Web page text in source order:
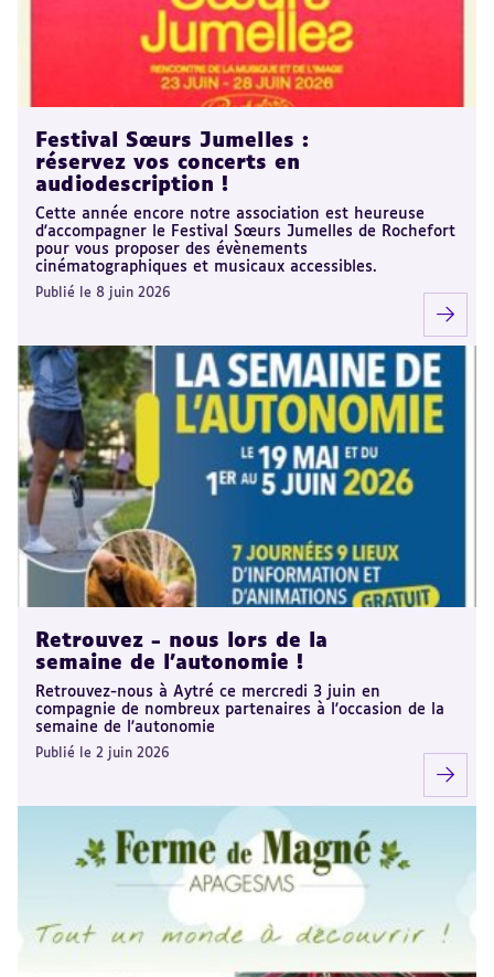
Festival Sœurs Jumelles :
réservez vos concerts en
audiodescription !
Cette année encore notre association est heureuse
d'accompagner le Festival Sœurs Jumelles de Rochefort
pour vous proposer des évènements
cinématographiques et musicaux accessibles.
Publié le 8 juin 2026
Retrouvez - nous lors de la
semaine de l'autonomie !
Retrouvez-nous à Aytré ce mercredi 3 juin en
compagnie de nombreux partenaires à l'occasion de la
semaine de l'autonomie
Publié le 2 juin 2026